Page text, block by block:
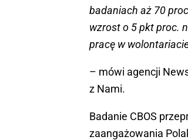
badaniach aż 70
wzrost o 5 pkt proc.
pracę w
– mówi agencji
z Nami.
Badanie CBOS
zaangażowania